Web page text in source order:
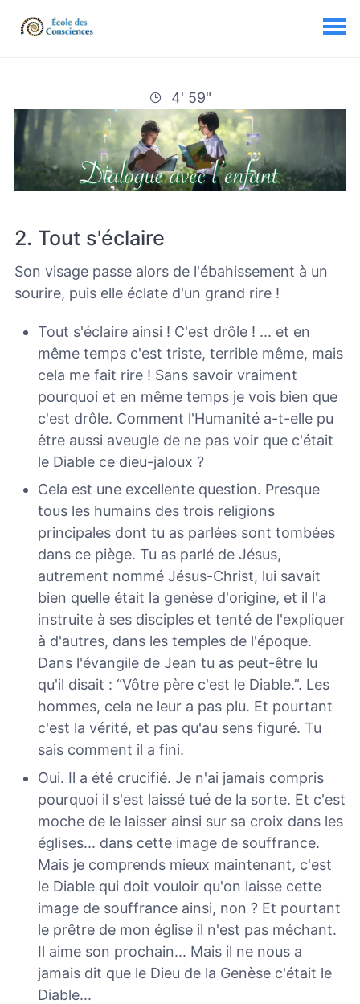
4' 59"
2. Tout s'éclaire
Son visage passe alors de l'ébahissement à un
sourire, puis elle éclate d'un grand rire !
Tout s'éclaire ainsi ! C'est drôle ! ... et en
même temps c'est triste, terrible même, mais
cela me fait rire ! Sans savoir vraiment
pourquoi et en même temps je vois bien que
c'est drôle. Comment l'Humanité a-t-elle pu
être aussi aveugle de ne pas voir que c'était
le Diable ce dieu-jaloux ?
Cela est une excellente question. Presque
tous les humains des trois religions
principales dont tu as parlées sont tombées
dans ce piège. Tu as parlé de Jésus,
autrement nommé Jésus-Christ, lui savait
bien quelle était la genèse d'origine, et il l'a
instruite à ses disciples et tenté de l'expliquer
à d'autres, dans les temples de l'époque.
Dans l'évangile de Jean tu as peut-être lu
qu'il disait : “Vôtre père c'est le Diable.”. Les
hommes, cela ne leur a pas plu. Et pourtant
c'est la vérité, et pas qu'au sens figuré. Tu
sais comment il a fini.
Oui. Il a été crucifié. Je n'ai jamais compris
pourquoi il s'est laissé tué de la sorte. Et c'est
moche de le laisser ainsi sur sa croix dans les
églises... dans cette image de souffrance.
Mais je comprends mieux maintenant, c'est
le Diable qui doit vouloir qu'on laisse cette
image de souffrance ainsi, non ? Et pourtant
le prêtre de mon église il n'est pas méchant.
Il aime son prochain... Mais il ne nous a
jamais dit que le Dieu de la Genèse c'était le
Diable...